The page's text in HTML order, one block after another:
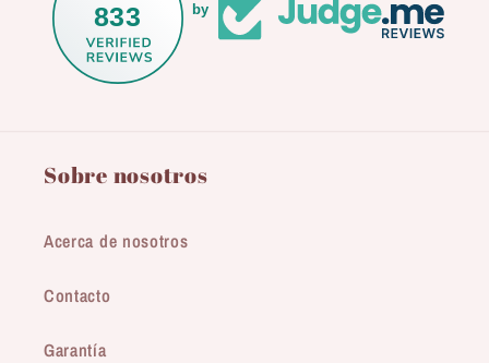
833 by
Sobre nosotros
Acerca de nosotros
Contacto
Garantía